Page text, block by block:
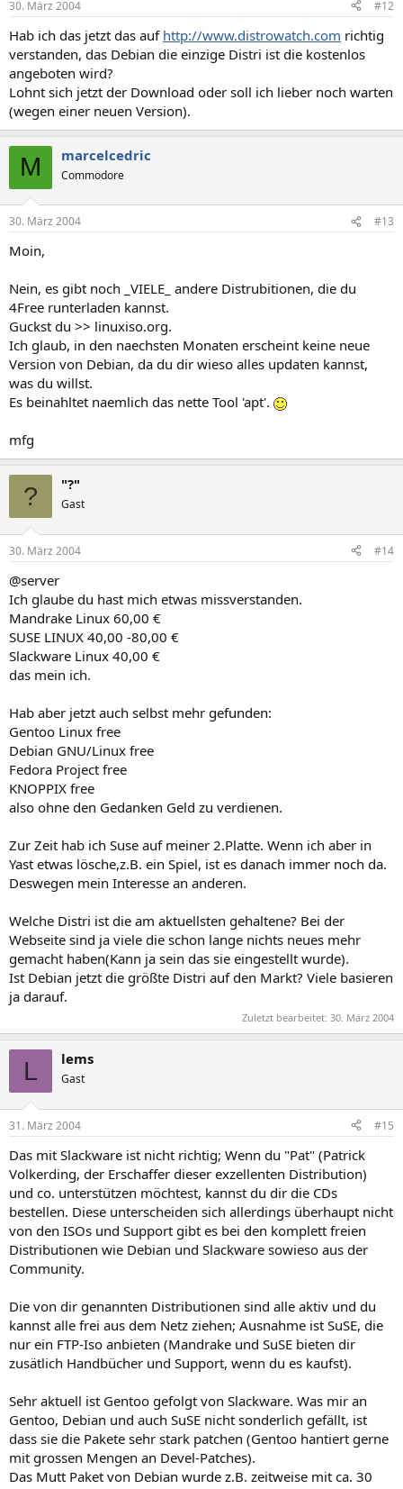
30. März 2004 #12
Hab ich das jetzt das auf http://www.distrowatch.com richtig
verstanden, das Debian die einzige Distri ist die kostenlos
angeboten wird?
Lohnt sich jetzt der Download oder soll ich lieber noch warten
(wegen einer neuen Version).
M marcelcedric
Commodore
30. März 2004 #13
Moin,
Nein, es gibt noch _VIELE_ andere Distrubitionen, die du
4Free runterladen kannst.
Guckst du >> linuxiso.org.
Ich glaub, in den naechsten Monaten erscheint keine neue
Version von Debian, da du dir wieso alles updaten kannst,
was du willst.
Es beinahltet naemlich das nette Tool 'apt'.
mfg
? "?"
Gast
30. März 2004 #14
@server
Ich glaube du hast mich etwas missverstanden.
Mandrake Linux 60,00 €
SUSE LINUX 40,00 -80,00 €
Slackware Linux 40,00 €
das mein ich.
Hab aber jetzt auch selbst mehr gefunden:
Gentoo Linux free
Debian GNU/Linux free
Fedora Project free
KNOPPIX free
also ohne den Gedanken Geld zu verdienen.
Zur Zeit hab ich Suse auf meiner 2.Platte. Wenn ich aber in
Yast etwas lösche,z.B. ein Spiel, ist es danach immer noch da.
Deswegen mein Interesse an anderen.
Welche Distri ist die am aktuellsten gehaltene? Bei der
Webseite sind ja viele die schon lange nichts neues mehr
gemacht haben(Kann ja sein das sie eingestellt wurde).
Ist Debian jetzt die größte Distri auf den Markt? Viele basieren
ja darauf.
Zuletzt bearbeitet: 30. März 2004
L lems
Gast
31. März 2004 #15
Das mit Slackware ist nicht richtig; Wenn du "Pat" (Patrick
Volkerding, der Erschaffer dieser exzellenten Distribution)
und co. unterstützen möchtest, kannst du dir die CDs
bestellen. Diese unterscheiden sich allerdings überhaupt nicht
von den ISOs und Support gibt es bei den komplett freien
Distributionen wie Debian und Slackware sowieso aus der
Community.
Die von dir genannten Distributionen sind alle aktiv und du
kannst alle frei aus dem Netz ziehen; Ausnahme ist SuSE, die
nur ein FTP-Iso anbieten (Mandrake und SuSE bieten dir
zusätlich Handbücher und Support, wenn du es kaufst).
Sehr aktuell ist Gentoo gefolgt von Slackware. Was mir an
Gentoo, Debian und auch SuSE nicht sonderlich gefällt, ist
dass sie die Pakete sehr stark patchen (Gentoo hantiert gerne
mit grossen Mengen an Devel-Patches).
Das Mutt Paket von Debian wurde z.B. zeitweise mit ca. 30